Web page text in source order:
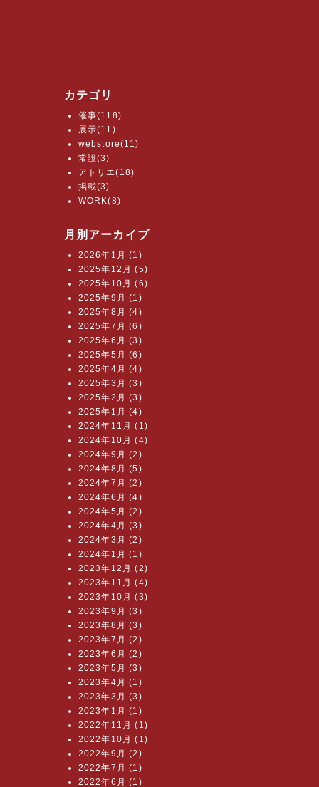
カテゴリ
催事(118)
展示(11)
webstore(11)
常設(3)
アトリエ(18)
掲載(3)
WORK(8)
月別アーカイブ
2026年1月 (1)
2025年12月 (5)
2025年10月 (6)
2025年9月 (1)
2025年8月 (4)
2025年7月 (6)
2025年6月 (3)
2025年5月 (6)
2025年4月 (4)
2025年3月 (3)
2025年2月 (3)
2025年1月 (4)
2024年11月 (1)
2024年10月 (4)
2024年9月 (2)
2024年8月 (5)
2024年7月 (2)
2024年6月 (4)
2024年5月 (2)
2024年4月 (3)
2024年3月 (2)
2024年1月 (1)
2023年12月 (2)
2023年11月 (4)
2023年10月 (3)
2023年9月 (3)
2023年8月 (3)
2023年7月 (2)
2023年6月 (2)
2023年5月 (3)
2023年4月 (1)
2023年3月 (3)
2023年1月 (1)
2022年11月 (1)
2022年10月 (1)
2022年9月 (2)
2022年7月 (1)
2022年6月 (1)